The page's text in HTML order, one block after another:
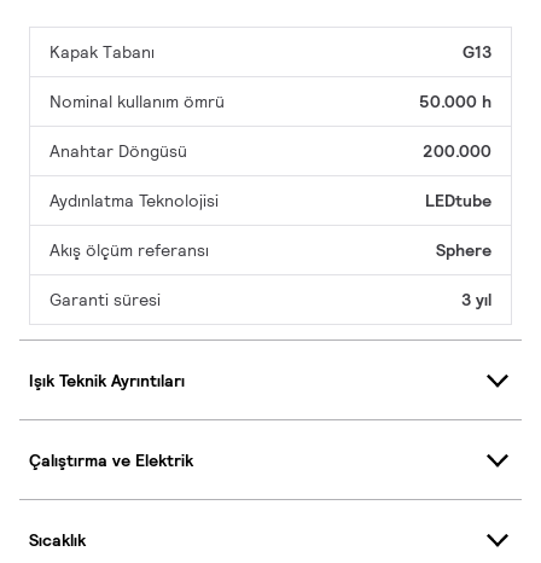
Kapak Tabanı G13
Nominal kullanım ömrü 50.000 h
Anahtar Döngüsü 200.000
Aydınlatma Teknolojisi LEDtube
Akış ölçüm referansı Sphere
Garanti süresi 3 yıl
Işık Teknik Ayrıntıları
Çalıştırma ve Elektrik
Sıcaklık